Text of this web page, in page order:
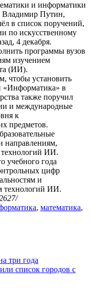
и информатики
Владимир Путин,
в список поручений,
по искусственному
4 декабря.
программы вузов
изучением
(ИИ).
чтобы установить
«Информатика» в
также поручил
и международные
к
предметов.
направлениям,
технологий ИИ.
учебного года
цифр
и
технологий ИИ.
, математика,
три года
список городов с